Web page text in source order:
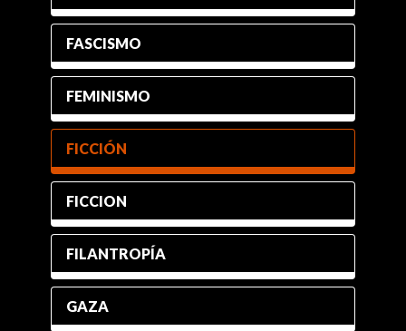
FASCISMO
FEMINISMO
FICCIÓN
FICCION
FILANTROPÍA
GAZA